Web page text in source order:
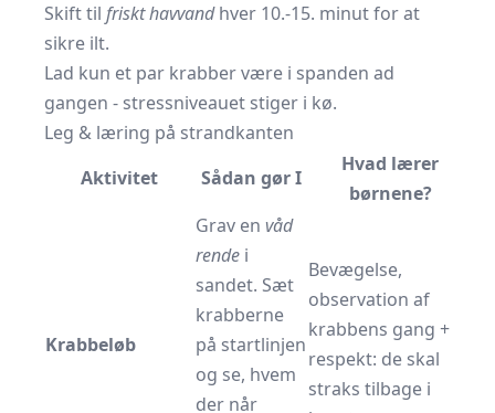
Skift til friskt havvandhver 10.-15. minut for at
sikre ilt.
Lad kun et par krabber være i spanden ad
gangen - stressniveauet stiger i kø.
Leg & læring på strandkanten
Aktivitet
Sådan gør I
Hvad lærer
børnene?
Krabbeløb
Grav en våd
rende i
sandet. Sæt
krabberne
på startlinjen
og se, hvem
der når
Bevægelse,
observation af
krabbens gang +
respekt: de skal
straks tilbage i